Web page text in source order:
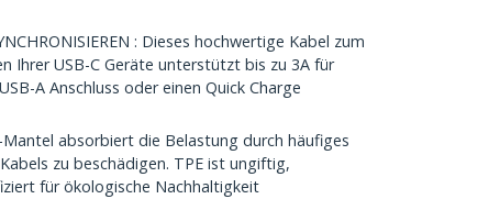
: Dieses hochwertige Kabel zum
Ihrer USB-C Geräte unterstützt bis zu 3A für
A Anschluss oder einen Quick Charge
Mantel absorbiert die Belastung durch häufiges
zu beschädigen. TPE ist ungiftig,
für ökologische Nachhaltigkeit